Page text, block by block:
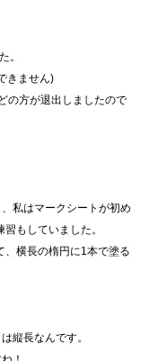
。
きません)
の方が退出しましたので
私はマークシートが初め
もしていました。
、横長の楕円に1本で塗る
縦長なんです。